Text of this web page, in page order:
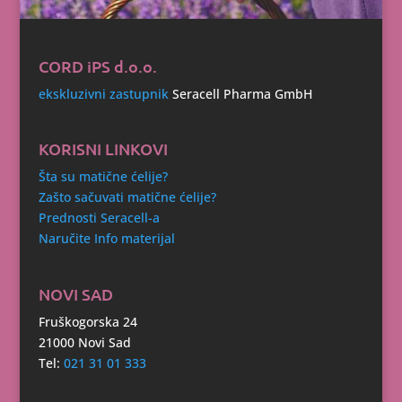
CORD iPS d.o.o.
ekskluzivni zastupnik Seracell Pharma GmbH
KORISNI LINKOVI
Šta su matične ćelije?
Zašto sačuvati matične ćelije?
Prednosti Seracell-a
Naručite Info materijal
NOVI SAD
Fruškogorska 24
21000 Novi Sad
Tel: 021 31 01 333